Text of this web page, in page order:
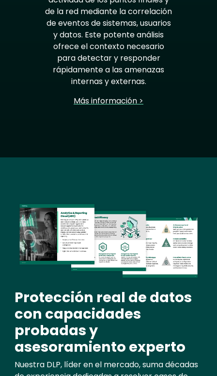
de la red mediante la correlación
de eventos de sistemas, usuarios
y datos. Este potente análisis
ofrece el contexto necesario
para detectar y responder
rápidamente a las amenazas
internas y externas.
Más información >
Image
Protección real de datos
con capacidades
probadas y
asesoramiento experto
Nuestra DLP, líder en el mercado, suma décadas